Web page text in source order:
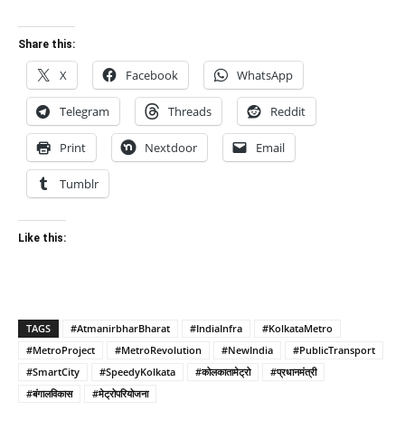
Share this:
X Facebook WhatsApp
Telegram Threads Reddit
Print Nextdoor Email
Tumblr
Like this:
TAGS #AtmanirbharBharat #IndiaInfra
#KolkataMetro
#MetroProject
#MetroRevolution #NewIndia
#PublicTransport
#SmartCity
#SpeedyKolkata #कोलकातामेट्रो
#प्रधानमंत्री
#बंगालविकास
#मेट्रोपरियोजना